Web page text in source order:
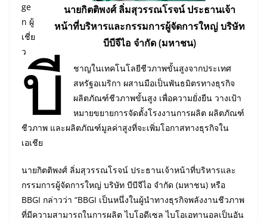
นายกิตติพงศ์ ลิ่มสุวรรณโรจน์ ประธานเจ้า
หน้าที่บริหารและกรรมการผู้จัดการใหญ่ บริษัท
บีบีจีไอ จำกัด (มหาชน)
บี
ge
n ผู้
เชี่ย
ว
ชาญในเทคโนโลยีชีวภาพขั้นสูงจากประเทศ
สหรัฐอเมริกา ผสานมือเป็นพันธมิตรทางธุรกิจ
ผลิตภัณฑ์ชีวภาพขั้นสูง เพื่อความยั่งยืน วางเป้า
หมายขยายการจัดตั้งโรงงานการผลิต ผลิตภัณฑ์
ชีวภาพ และผลิตภัณฑ์มูลค่าสูงที่จะเพิ่มโอกาสทางธุรกิจใน
เอเชีย
นายกิตติพงศ์ ลิ่มสุวรรณโรจน์ ประธานเจ้าหน้าที่บริหารและ
กรรมการผู้จัดการใหญ่ บริษัท บีบีจีไอ จำกัด (มหาชน) หรือ
BBGI กล่าวว่า “BBGI เป็นหนึ่งในผู้นำทางธุรกิจพลังงานชีวภาพ
ที่มีความสามารถในการผลิต ไบโอดีเซล ไบโอเอทานอลเป็นอัน